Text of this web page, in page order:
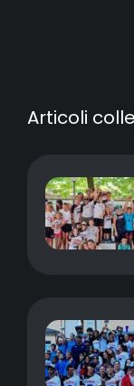
Articoli